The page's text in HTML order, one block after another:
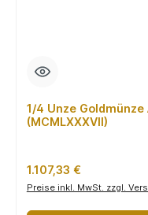
1/4 Unze
(MCMLXXXVII)
Regulärer Preis:
1.107,33 €
Preise inkl. MwSt. zzgl.